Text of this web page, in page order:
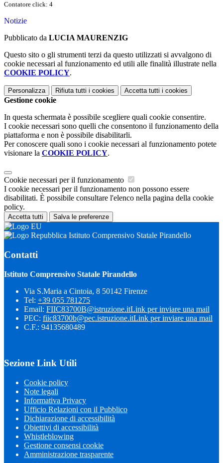
Contatore click: 4
Notizie
Pubblicato da LUCIA MAURENZIG
Questo sito o gli strumenti terzi da questo utilizzati si avvalgono di
cookie necessari al funzionamento ed utili alle finalità illustrate nella
COOKIE POLICY.
Personalizza Rifiuta tutti i cookies Accetta tutti i cookies
Gestione cookie
In questa schermata è possibile scegliere quali cookie consentire.
I cookie necessari sono quelli che consentono il funzionamento della
piattaforma e non è possibile disabilitarli.
Per conoscere quali sono i cookie necessari al funzionamento potete
visionare la COOKIE POLICY.
Cookie necessari per il funzionamento
I cookie necessari per il funzionamento non possono essere
disabilitati. È possibile consultare l'elenco nella pagina della cookie
policy.
Accetta tutti Salva le preferenze
Istituto Comprensivo Statale Pirandello
Contatti
Istituto Comprensivo Statale Pirandello
Via S.Maria a Cintoia, 8 50142 Firenze
Tel: +39 055 781275
Email: FIIC83700B@istruzione.itLink per inviare una mail
PEC: fiic83700b@pec.istruzione.itLink per inviare una mail
C.F.: 94135680489
Sezione Link Utili
Cookie policy
Note legali
Informativa Privacy
Ufficio Relazioni con il Pubblico
Dichiarazione di accessibilità
Obiettivi di accessibilità
Whistleblowing
Gestione consensi cookie
Amministrazione trasparente